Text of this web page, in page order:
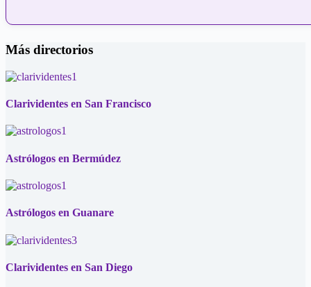
Más directorios
Clarividentes en San Francisco
Astrólogos en Bermúdez
Astrólogos en Guanare
Clarividentes en San Diego